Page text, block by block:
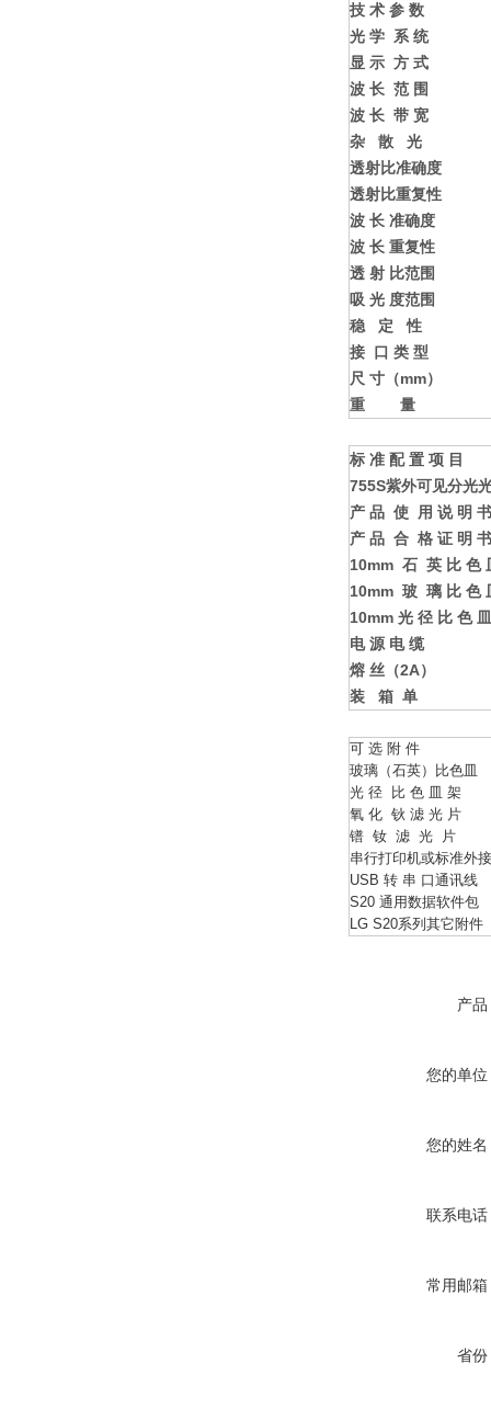
技 术 参 数
光 学 系 统
显 示 方 式
波 长 范 围
波 长 带 宽
杂 散 光
透射比准确度
透射比重复性
波 长 准确度
波 长 重复性
透 射 比范围
吸 光 度范围
稳 定性
接 口 类 型
尺 寸（mm）
重 量
标 准 配 置 项 目
755S紫外可见分光
产 品 使 用 说 明 书
产 品 合 格 证 明 书
10mm 石 英 比 色
10mm 玻 璃 比 色
10mm 光 径 比 色 皿
电 源 电缆
熔 丝（2A）
装 箱 单
可 选 附 件
玻璃（石英）比色皿
光 径 比 色 皿 架
氧 化 钬 滤 光 片
镨 钕 滤 光 片
串行打印机或标准外
USB 转 串 口通讯线
S20 通用数据软件包
LG S20系列其它附件
产品
您的单位
您的姓名
联系电话
常用邮箱
省份